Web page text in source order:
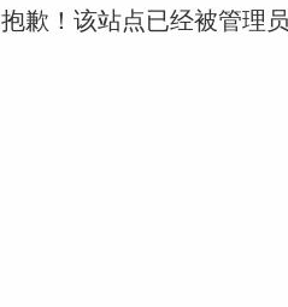
抱歉！该站点已经被管理